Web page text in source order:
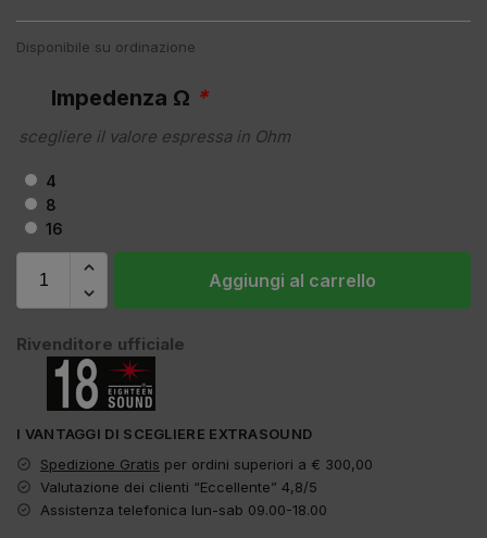
Disponibile su ordinazione
Impedenza Ω *
scegliere il valore espressa in Ohm
4
8
16
Aggiungi al carrello
Rivenditore ufficiale
I VANTAGGI DI SCEGLIERE EXTRASOUND
Spedizione Gratis per ordini superiori a € 300,00
Valutazione dei clienti “Eccellente” 4,8/5
Assistenza telefonica lun-sab 09.00-18.00